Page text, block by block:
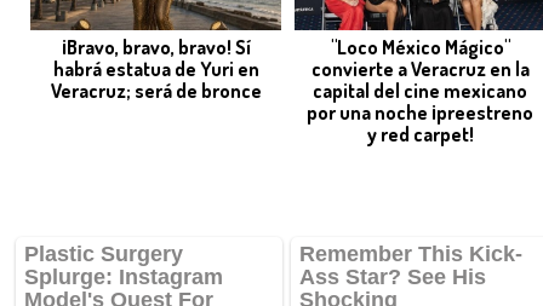
¡Bravo, bravo, bravo! Sí
habrá estatua de Yuri en
Veracruz; será de bronce
"Loco México Mágico"
convierte a Veracruz en la
capital del cine mexicano
por una noche ¡preestreno
y red carpet!